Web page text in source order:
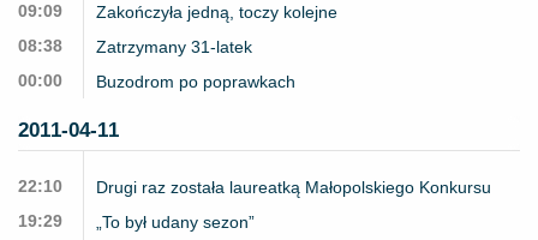
09:09
Zakończyła jedną, toczy kolejne
08:38
Zatrzymany 31-latek
00:00
Buzodrom po poprawkach
2011-04-11
22:10
Drugi raz została laureatką Małopolskiego Konkursu
19:29
„To był udany sezon”